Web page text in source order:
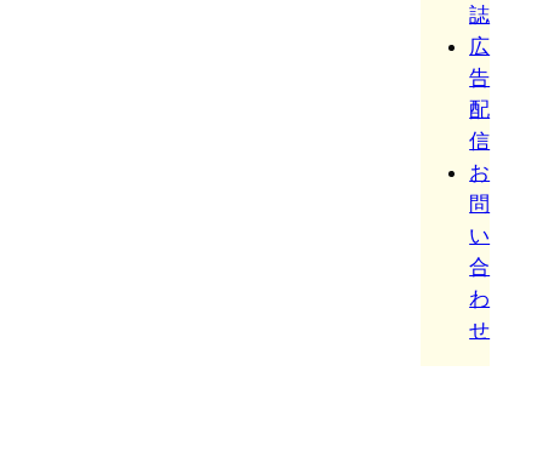
誌
広
告
配
信
お
問
い
合
わ
せ